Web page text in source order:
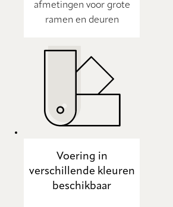
afmetingen voor grote
ramen en deuren
Voering in
verschillende kleuren
beschikbaar